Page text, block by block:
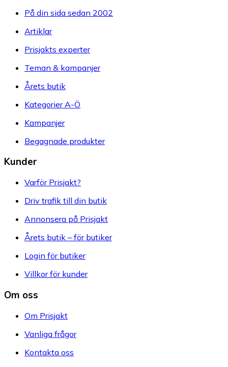
På din sida sedan 2002
Artiklar
Prisjakts experter
Teman & kampanjer
Årets butik
Kategorier A-Ö
Kampanjer
Begagnade produkter
Kunder
Varför Prisjakt?
Driv trafik till din butik
Annonsera på Prisjakt
Årets butik – för butiker
Login för butiker
Villkor för kunder
Om oss
Om Prisjakt
Vanliga frågor
Kontakta oss